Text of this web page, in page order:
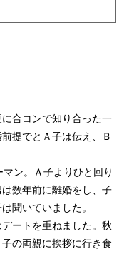
合コンで知り合った一
提でとＡ子は伝え、Ｂ
ン。Ａ子よりひと回り
数年前に離婚をし、子
聞いていました。
ートを重ねました。秋
の両親に挨拶に行き食